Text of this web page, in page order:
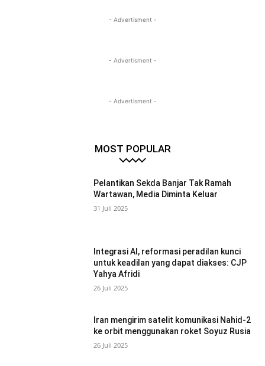
- Advertisment -
- Advertisment -
- Advertisment -
MOST POPULAR
Pelantikan Sekda Banjar Tak Ramah
Wartawan, Media Diminta Keluar
31 Juli 2025
Integrasi AI, reformasi peradilan kunci
untuk keadilan yang dapat diakses: CJP
Yahya Afridi
26 Juli 2025
Iran mengirim satelit komunikasi Nahid-2
ke orbit menggunakan roket Soyuz Rusia
26 Juli 2025